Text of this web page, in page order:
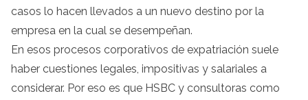
casos lo hacen llevados a un nuevo destino por la
empresa en la cual se desempeñan.
En esos procesos corporativos de expatriación suele
haber cuestiones legales, impositivas y salariales a
considerar. Por eso es que HSBC y consultoras como